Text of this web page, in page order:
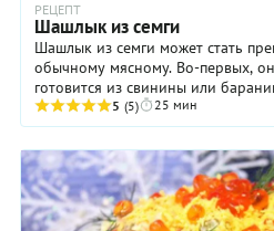
РЕЦЕПТ
Шашлык из семги
Шашлык из семги может стать
обычному мясному. Во-первых,
готовится из свинины или
рыбы значительно полезнее. И, ...
5 (5) 25 мин